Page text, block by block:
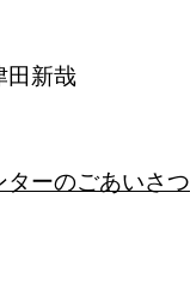
新哉
ターのごあいさつ